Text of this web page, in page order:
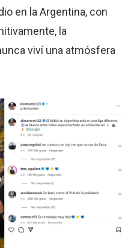
en la Argentina, con
la
viví una atmósfera